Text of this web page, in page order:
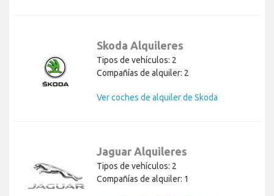
Skoda Alquileres
Tipos de vehículos: 2
Compañías de alquiler: 2
Ver coches de alquiler de Skoda
Jaguar Alquileres
Tipos de vehículos: 2
Compañías de alquiler: 1